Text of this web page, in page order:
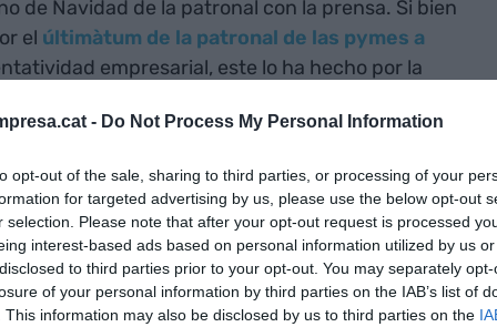
- Do Not Process My Personal Information
opt-out of the sale, sharing to third parties, or processing of your
for targeted advertising by us, please use the below opt-out
selection. Please note that after your opt-out request is processed
interest-based ads based on personal information utilized by us
to third parties prior to your opt-out. You may separately
of your personal information by third parties on the IAB’s list of
This information may also be disclosed by us to third parties on the
de Navidad de la patronal con la prensa. Si bien
el últimàtum de la patronal de las pymes a
empresarial, este lo ha hecho por la
un
en palabras de González, "la voluntad de
que ya está siendo una realidad". Han
pero 2020 empieza con buen pie y con un
política, económica y social. "Vemos 2020
presupuestos de una vez, una esperada